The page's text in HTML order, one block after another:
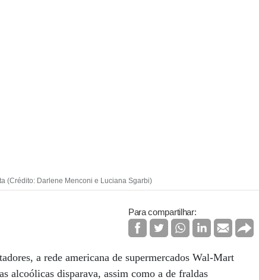
(Crédito: Darlene Menconi e Luciana Sgarbi)
Para compartilhar:
a rede americana de supermercados Wal-Mart
alcoólicas disparava, assim como a de fraldas